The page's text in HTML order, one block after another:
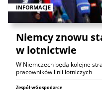
INFORMACJE
Niemcy znowu
w lotnictwie
W Niemczech będą kolejne
pracowników linii lotniczych
Zespół wGospodarce